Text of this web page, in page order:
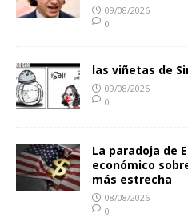
09/08/2026
0
las viñetas de
09/08/2026
0
La paradoja de
económico
más estrecha
08/08/2026
0